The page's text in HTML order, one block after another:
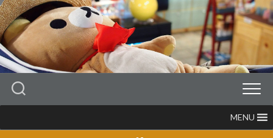
Skip
to
content
MENU